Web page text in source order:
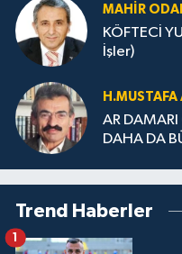
MAHIR
KÖFTECİ
İşler)
H.MUS­TA­FA
AR DAMARI
DAHA DA
Trend Haberler
1